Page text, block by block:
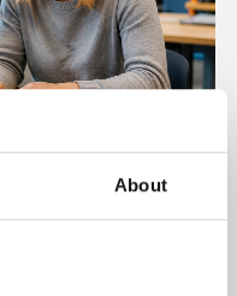
About